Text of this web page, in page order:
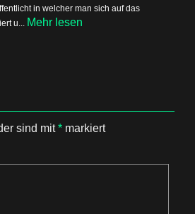
in welcher man sich auf das
u... Mehr lesen
sind mit* markiert